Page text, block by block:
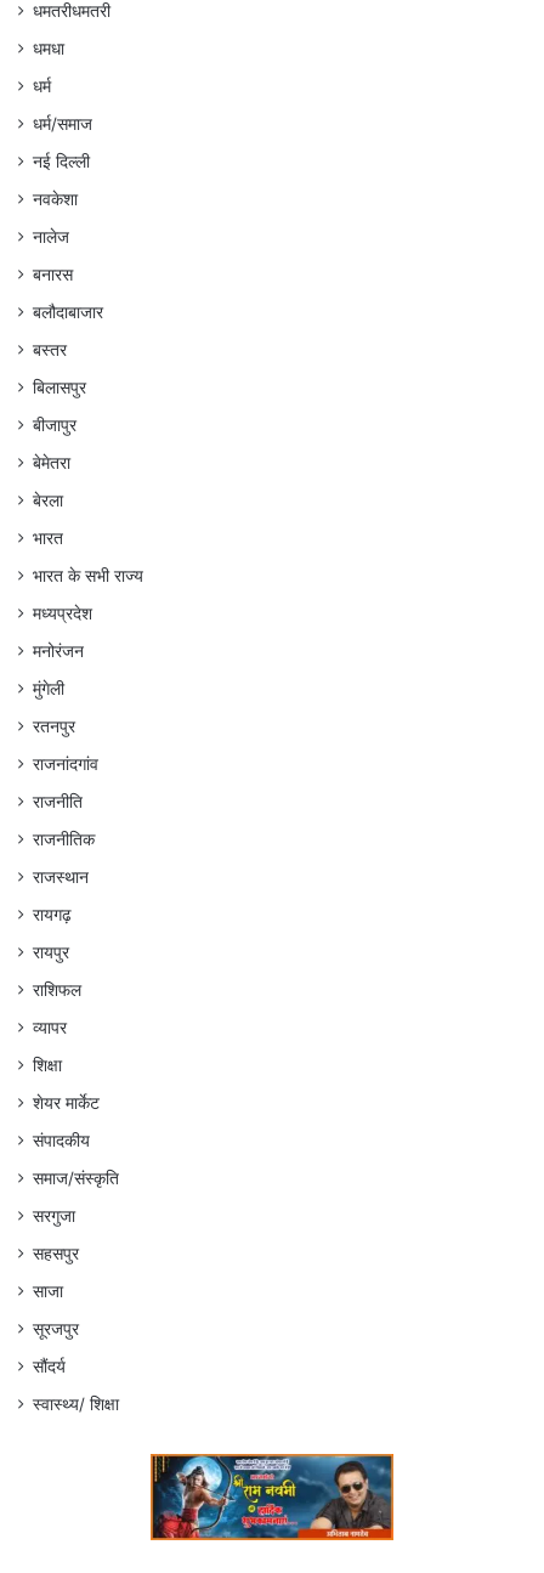
धमतरीधमतरी
धमधा
धर्म
धर्म/समाज
नई दिल्ली
नवकेशा
नालेज
बनारस
बलौदाबाजार
बस्तर
बिलासपुर
बीजापुर
बेमेतरा
बेरला
भारत
भारत के सभी राज्य
मध्यप्रदेश
मनोरंजन
मुंगेली
रतनपुर
राजनांदगांव
राजनीति
राजनीतिक
राजस्थान
रायगढ़
रायपुर
राशिफल
व्यापर
शिक्षा
शेयर मार्केट
संपादकीय
समाज/संस्कृति
सरगुजा
सहसपुर
साजा
सूरजपुर
सौंदर्य
स्वास्थ्य/ शिक्षा